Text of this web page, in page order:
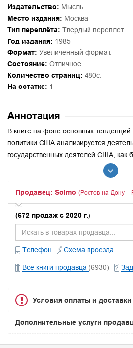
Издательство: Мысль.
Место издания: Москва
Тип переплёта: Твердый переплет.
Год издания: 1985
Формат: Увеличенный формат.
Состояние: Отличное.
Количество страниц: 480с.
На остатке: 1
Аннотация
В книге на фоне основных
политики США анализируется
государственных деятелей США, как
Продавец: Solmo (Ростов-на-Дону –
(672 продаж с 2020 г.)
Телефон Схема проезда
Все книги продавца (6930)
Условия оплаты и доставки
Дополнительные услуги